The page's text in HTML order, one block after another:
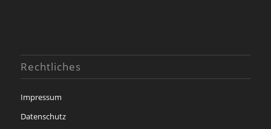
Rechtliches
Impressum
Datenschutz